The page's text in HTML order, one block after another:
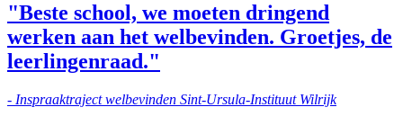
"Beste school, we moeten dringend
werken aan het welbevinden. Groetjes, de
leerlingenraad."
- Inspraaktraject welbevinden Sint-Ursula-Instituut Wilrijk